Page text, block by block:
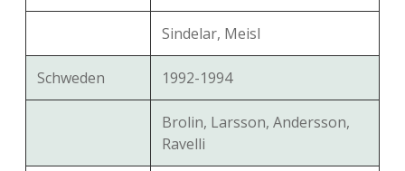
Sindelar, Meisl
Schweden 1992-1994
Brolin, Larsson, Andersson,
Ravelli